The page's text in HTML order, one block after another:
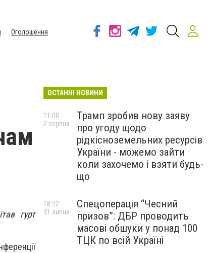
Оголошення
гурт
ОСТАННІ НОВИНИ
Трамп зробив нову заяву
про угоду щодо
рідкісноземельних ресурсів
України - можемо зайти
коли захочемо і взяти будь-
що
11:00
2 серпня
Спецоперація “Чесний
призов”: ДБР проводить
масові обшуки у понад 100
ТЦК по всій Україні
18:22
31 липня